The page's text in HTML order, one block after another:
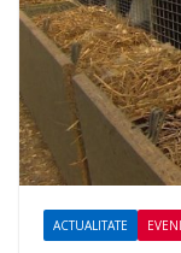
ACTUALITATE